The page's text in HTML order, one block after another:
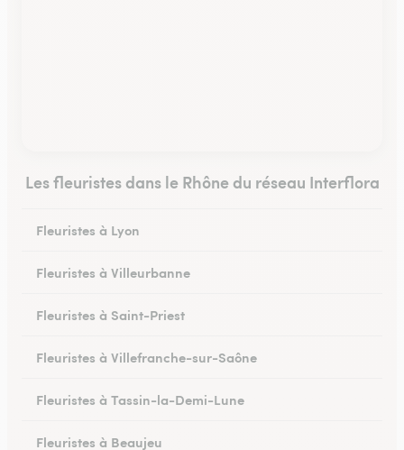
Les fleuristes dans le Rhône du réseau Interflora
Fleuristes à Lyon
Fleuristes à Villeurbanne
Fleuristes à Saint-Priest
Fleuristes à Villefranche-sur-Saône
Fleuristes à Tassin-la-Demi-Lune
Fleuristes à Beaujeu